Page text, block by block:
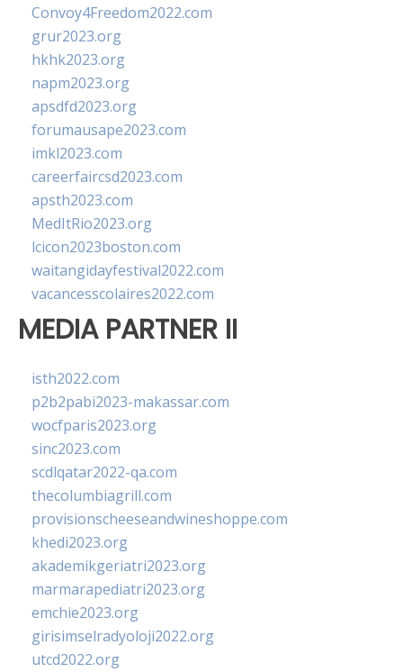
Convoy4Freedom2022.com
grur2023.org
hkhk2023.org
napm2023.org
apsdfd2023.org
forumausape2023.com
imkl2023.com
careerfaircsd2023.com
apsth2023.com
MedItRio2023.org
lcicon2023boston.com
waitangidayfestival2022.com
vacancesscolaires2022.com
MEDIA PARTNER II
isth2022.com
p2b2pabi2023-makassar.com
wocfparis2023.org
sinc2023.com
scdlqatar2022-qa.com
thecolumbiagrill.com
provisionscheeseandwineshoppe.com
khedi2023.org
akademikgeriatri2023.org
marmarapediatri2023.org
emchie2023.org
girisimselradyoloji2022.org
utcd2022.org